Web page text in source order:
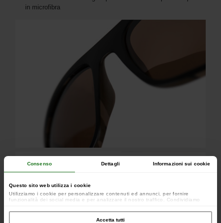
Consenso Dettagli Informazioni sui cookie
Questo sito web utilizza i cookie
Utilizziamo i cookie per personalizzare contenuti ed annunci, per fornire
funzionalità dei social media e per analizzare il nostro traffico. Condividiamo
occupano di analisi dei dati web, pubblicità e social media, i quali potrebbero
combinarle con altre informazioni che hai fornito loro o che hanno raccolto dal
Accetta tutti
in microfibra